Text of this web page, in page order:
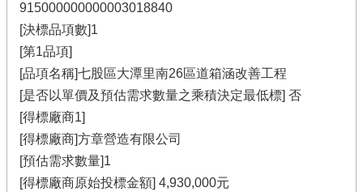
915000000000003018840
[決標品項數]1
[第1品項]
[品項名稱]七股區大潭里南26區道箱涵改善工程
[是否以單價及預估需求數量之乘積決定最低標] 否
[得標廠商1]
[得標廠商]方章營造有限公司
[預估需求數量]1
[得標廠商原始投標金額] 4,930,000元